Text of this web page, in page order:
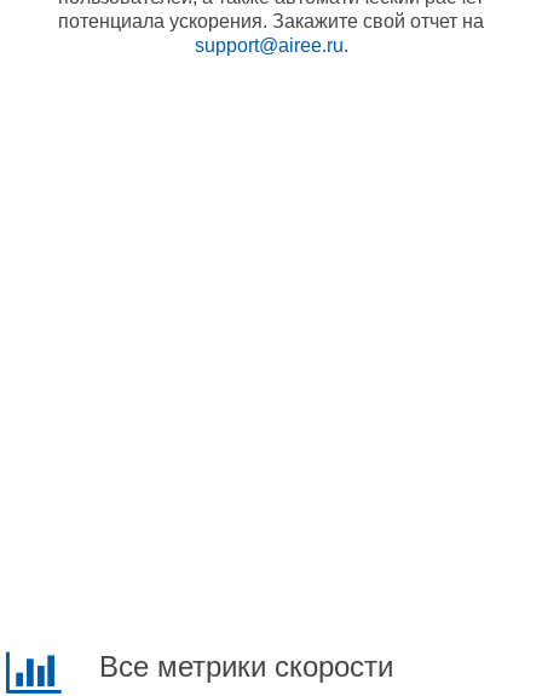
потенциала ускорения. Закажите свой отчет на
support@airee.ru.
Все метрики скорости